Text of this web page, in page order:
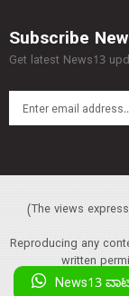
News13
Subscribe
Get latest News13
(The views
Reproducing any
written